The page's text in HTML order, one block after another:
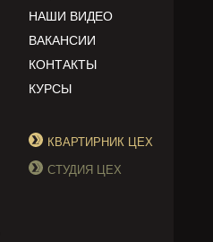
КУРСЫ
ВАКАНСИИ
КОНТАКТЫ
НАШИ ВИДЕО
СТУДИЯ ЦЕХ
КВАРТИРНИК ЦЕХ